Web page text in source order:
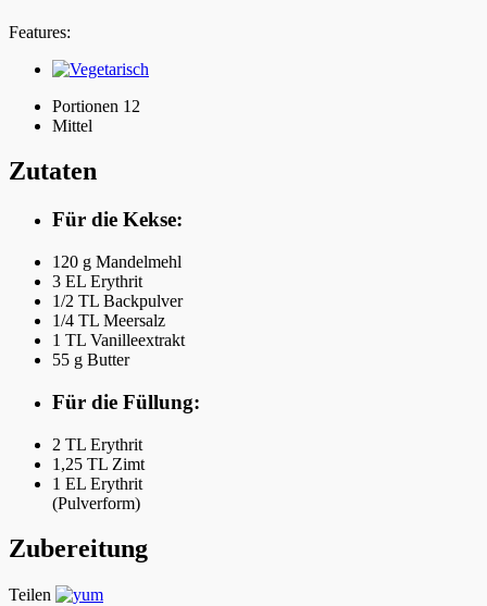
Features:
Portionen 12
Mittel
Zutaten
Für die Kekse:
120 g Mandelmehl
3 EL Erythrit
1/2 TL Backpulver
1/4 TL Meersalz
1 TL Vanilleextrakt
55 g Butter
Für die Füllung:
2 TL Erythrit
1,25 TL Zimt
1 EL Erythrit
(Pulverform)
Zubereitung
Teilen